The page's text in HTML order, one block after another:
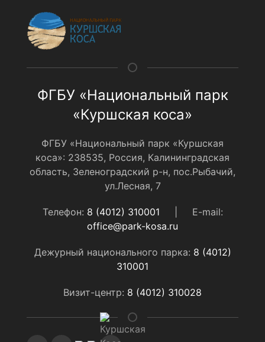
ФГБУ «Национальный парк
«Куршская коса»
ФГБУ «Национальный парк «Куршская
коса»: 238535, Россия, Калининградская
область, Зеленоградский р-н, пос.Рыбачий,
ул.Лесная, 7
Телефон: 8 (4012) 310001
E-mail:
office@park-kosa.ru
Дежурный национального парка: 8 (4012)
310001
Визит-центр: 8 (4012) 310028